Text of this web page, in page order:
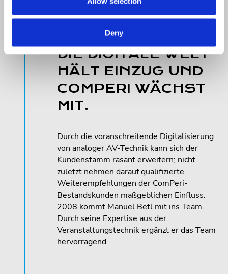
Deny
DIE DIGITALE WELT
HÄLT EINZUG UND
COMPERI WÄCHST
MIT.
Durch die voranschreitende Digitalisierung
von analoger AV-Technik kann sich der
Kundenstamm rasant erweitern; nicht
zuletzt nehmen darauf qualifizierte
Weiterempfehlungen der ComPeri-
Bestandskunden maßgeblichen Einfluss.
2008 kommt Manuel Betl mit ins Team.
Durch seine Expertise aus der
Veranstaltungstechnik ergänzt er das Team
hervorragend.